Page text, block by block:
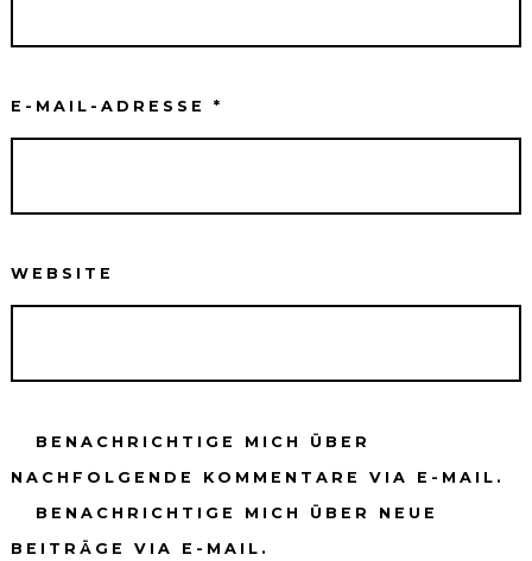
E-MAIL-ADRESSE*
WEBSITE
BENACHRICHTIGE MICH ÜBER
NACHFOLGENDE KOMMENTARE VIA E-MAIL.
BENACHRICHTIGE MICH ÜBER NEUE
BEITRÄGE VIA E-MAIL.